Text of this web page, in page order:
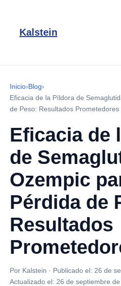
Kalstein
Inicio›Blog›
Eficacia de la Píldora de
de Peso: Resultados Prometedores
Eficacia de
de
Ozempic
Pérdida de
Resultados
Por Kalstein · Publicado el: 26 de
Actualizado el: 26 de septiembre